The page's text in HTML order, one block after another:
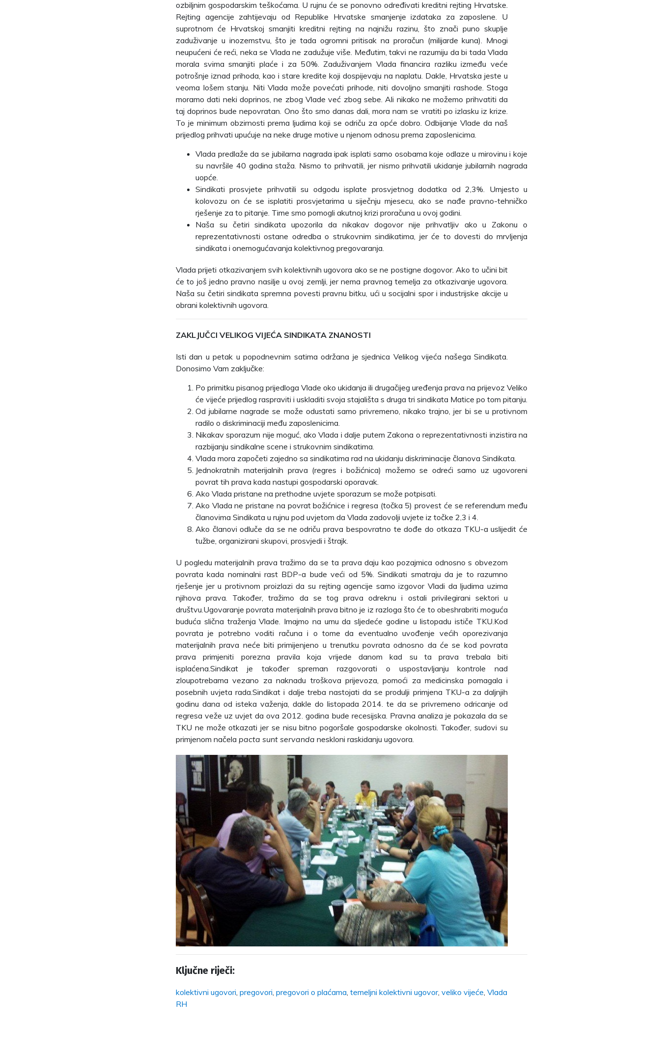
ozbiljnim gospodarskim teškoćama. U rujnu će se ponovno određivati kreditni rejting Hrvatske.
Rejting agencije zahtijevaju od Republike Hrvatske smanjenje izdataka za zaposlene. U
suprotnom će Hrvatskoj smanjiti kreditni rejting na najnižu razinu, što znači puno skuplje
zaduživanje u inozemstvu, što je tada ogromni pritisak na proračun (milijarde kuna). Mnogi
neupućeni će reći, neka se Vlada ne zadužuje više. Međutim, takvi ne razumiju da bi tada Vlada
morala svima smanjiti plaće i za 50%. Zaduživanjem Vlada financira razliku između veće
potrošnje iznad prihoda, kao i stare kredite koji dospijevaju na naplatu. Dakle, Hrvatska jeste u
veoma lošem stanju. Niti Vlada može povećati prihode, niti dovoljno smanjiti rashode. Stoga
moramo dati neki doprinos, ne zbog Vlade već zbog sebe. Ali nikako ne možemo prihvatiti da
taj doprinos bude nepovratan. Ono što smo danas dali, mora nam se vratiti po izlasku iz krize.
To je minimum obzirnosti prema ljudima koji se odriču za opće dobro. Odbijanje Vlade da naš
prijedlog prihvati upućuje na neke druge motive u njenom odnosu prema zaposlenicima.
Vlada predlaže da se jubilarna nagrada ipak isplati samo osobama koje odlaze u mirovinu i koje
su navršile 40 godina staža. Nismo to prihvatili, jer nismo prihvatili ukidanje jubilarnih nagrada
uopće.
Sindikati prosvjete prihvatili su odgodu isplate prosvjetnog dodatka od 2,3%. Umjesto u
kolovozu on će se isplatiti prosvjetarima u siječnju mjesecu, ako se nađe pravno-tehničko
rješenje za to pitanje. Time smo pomogli akutnoj krizi proračuna u ovoj godini.
Naša su četiri sindikata upozorila da nikakav dogovor nije prihvatljiv ako u Zakonu o
reprezentativnosti ostane odredba o strukovnim sindikatima, jer će to dovesti do mrvljenja
sindikata i onemogućavanja kolektivnog pregovaranja.
Vlada prijeti otkazivanjem svih kolektivnih ugovora ako se ne postigne dogovor. Ako to učini bit
će to još jedno pravno nasilje u ovoj zemlji, jer nema pravnog temelja za otkazivanje ugovora.
Naša su četiri sindikata spremna povesti pravnu bitku, ući u socijalni spor i industrijske akcije u
obrani kolektivnih ugovora.
ZAKLJUČCI VELIKOG VIJEĆA SINDIKATA ZNANOSTI
Isti dan u petak u popodnevnim satima održana je sjednica Velikog vijeća našega Sindikata.
Donosimo Vam zaključke:
Po primitku pisanog prijedloga Vlade oko ukidanja ili drugačijeg uređenja prava na prijevoz Veliko
će vijeće prijedlog raspraviti i uskladiti svoja stajališta s druga tri sindikata Matice po tom pitanju.
Od jubilarne nagrade se može odustati samo privremeno, nikako trajno, jer bi se u protivnom
radilo o diskriminaciji među zaposlenicima.
Nikakav sporazum nije moguć, ako Vlada i dalje putem Zakona o reprezentativnosti inzistira na
razbijanju sindikalne scene i strukovnim sindikatima.
Vlada mora započeti zajedno sa sindikatima rad na ukidanju diskriminacije članova Sindikata.
Jednokratnih materijalnih prava (regres i božićnica) možemo se odreći samo uz ugovoreni
povrat tih prava kada nastupi gospodarski oporavak.
Ako Vlada pristane na prethodne uvjete sporazum se može potpisati.
Ako Vlada ne pristane na povrat božićnice i regresa (točka 5) provest će se referendum među
članovima Sindikata u rujnu pod uvjetom da Vlada zadovolji uvjete iz točke 2,3 i 4.
Ako članovi odluče da se ne odriču prava bespovratno te dođe do otkaza TKU-a uslijedit će
tužbe, organizirani skupovi, prosvjedi i štrajk.
U pogledu materijalnih prava tražimo da se ta prava daju kao pozajmica odnosno s obvezom
povrata kada nominalni rast BDP-a bude veći od 5%. Sindikati smatraju da je to razumno
rješenje jer u protivnom proizlazi da su rejting agencije samo izgovor Vladi da ljudima uzima
njihova prava. Također, tražimo da se tog prava odreknu i ostali privilegirani sektori u
društvu.Ugovaranje povrata materijalnih prava bitno je iz razloga što će to obeshrabriti moguća
buduća slična traženja Vlade. Imajmo na umu da sljedeće godine u listopadu ističe TKU.Kod
povrata je potrebno voditi računa i o tome da eventualno uvođenje većih oporezivanja
materijalnih prava neće biti primijenjeno u trenutku povrata odnosno da će se kod povrata
prava primjeniti porezna pravila koja vrijede danom kad su ta prava trebala biti
isplaćena.Sindikat je također spreman razgovorati o uspostavljanju kontrole nad
zloupotrebama vezano za naknadu troškova prijevoza, pomoći za medicinska pomagala i
posebnih uvjeta rada.Sindikat i dalje treba nastojati da se produlji primjena TKU-a za daljnjih
godinu dana od isteka važenja, dakle do listopada 2014. te da se privremeno odricanje od
regresa veže uz uvjet da ova 2012. godina bude recesijska. Pravna analiza je pokazala da se
TKU ne može otkazati jer se nisu bitno pogoršale gospodarske okolnosti. Također, sudovi su
primjenom načela pacta sunt servanda neskloni raskidanju ugovora.
Ključne riječi:
kolektivni ugovori, pregovori, pregovori o plaćama, temeljni kolektivni ugovor, veliko vijeće, Vlada
RH